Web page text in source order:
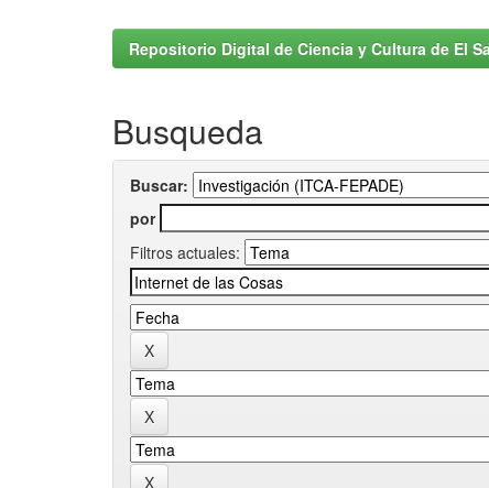
Repositorio Digital de Ciencia y Cultura de El
Busqueda
Buscar:
por
Filtros actuales: